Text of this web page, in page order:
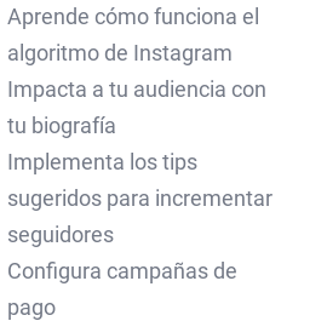
Aprende cómo funciona el
algoritmo de Instagram
Impacta a tu audiencia con
tu biografía
Implementa los tips
sugeridos para incrementar
seguidores
Configura campañas de
pago